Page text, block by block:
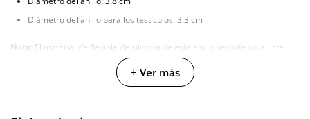
Diámetro del anillo para los testículos: 3.3 cm
Nota: El material de flexible de silicona de este anillo permite un ajuste
perfecto para los diferentes tamaño de pene.
+ Ver más